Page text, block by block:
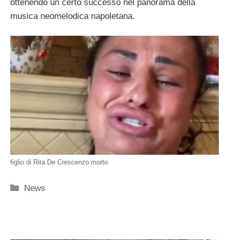
ottenendo un certo successo nel panorama della
musica neomelodica napoletana.
figlio di Rita De Crescenzo morto
Categorie
News